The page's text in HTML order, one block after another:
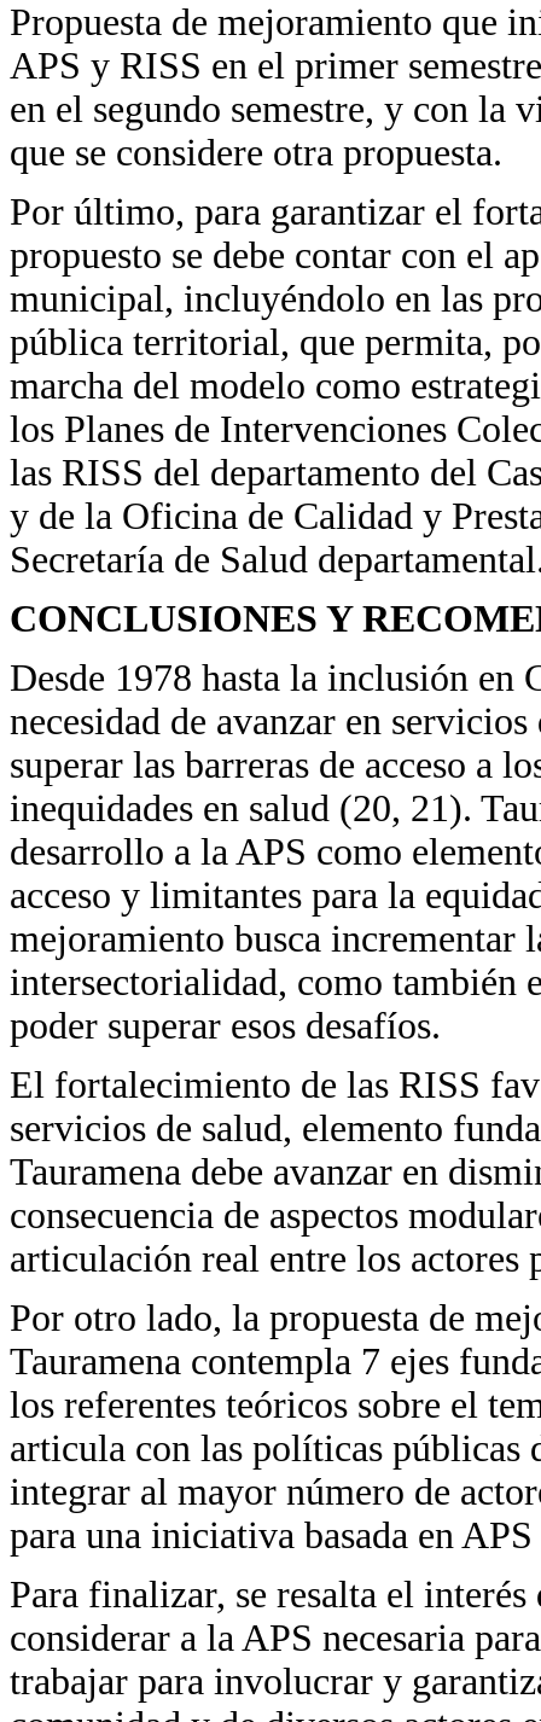
Propuesta de mejoramiento que
APS y RISS en el primer
en el segundo semestre, y con la
que se considere otra propuesta.
Por último, para garantizar el
propuesto se debe contar con el
municipal, incluyéndolo en las
pública territorial, que permita,
marcha del modelo como
los Planes de Intervenciones
las RISS del departamento del
y de la Oficina de Calidad y
Secretaría de Salud
CONCLUSIONES Y
Desde 1978 hasta la inclusión en
necesidad de avanzar en
superar las barreras de acceso a
inequidades en salud (20, 21).
desarrollo a la APS como
acceso y limitantes para la
mejoramiento busca
intersectorialidad, como también
poder superar esos desafíos.
El fortalecimiento de las RISS
servicios de salud, elemento
Tauramena debe avanzar en
consecuencia de aspectos
articulación real entre los actores
Por otro lado, la propuesta de
Tauramena contempla 7 ejes
los referentes teóricos sobre el
articula con las políticas públicas
integrar al mayor número de
para una iniciativa basada en
Para finalizar, se resalta el
considerar a la APS necesaria
trabajar para involucrar y